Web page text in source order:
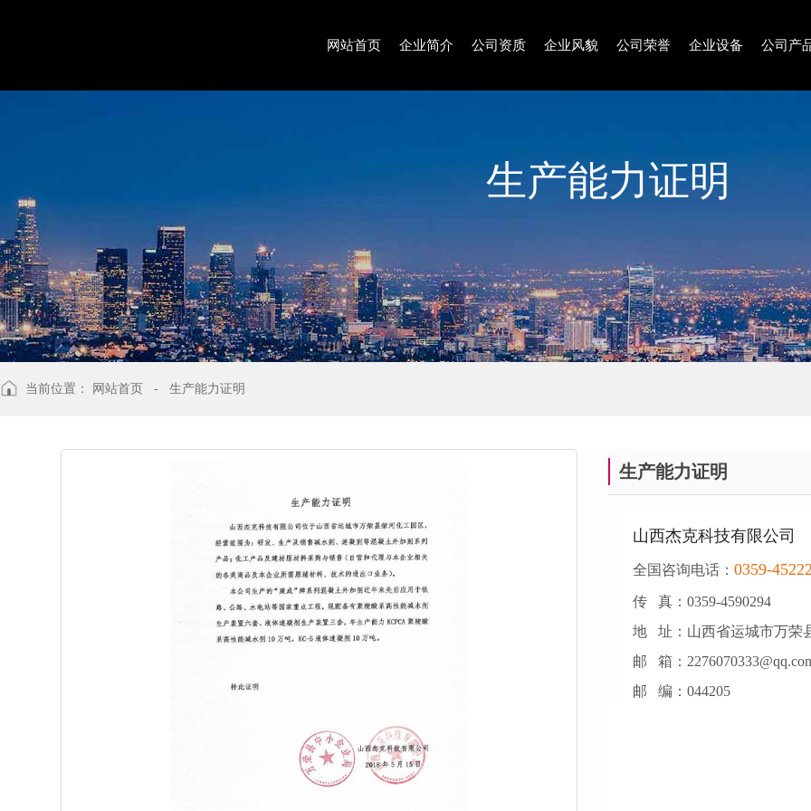
网站首页 企业简介 公司资质 企业风貌 公司荣誉 企业设备 公司产
生产能力证明
当前位置： 网站首页 - 生产能力证明
生产能力证明
山西杰克科技有限公司
全国咨询电话： 0359-
传 真：0359-4590294
地 址：山西省运城市万荣
邮 箱：
邮 编：044205